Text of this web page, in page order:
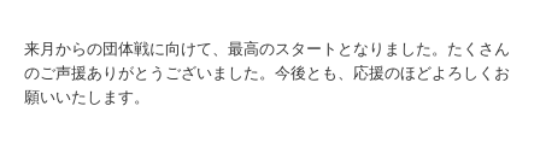
来月からの団体戦に向けて、最高のスタートとなりました。たくさん
のご声援ありがとうございました。今後とも、応援のほどよろしくお
願いいたします。